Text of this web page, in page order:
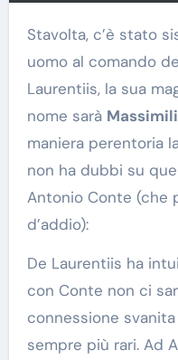
Stavolta, c’è stato sistematicamente un solo
uomo al comando
Laurentiis, la sua
nome sarà
maniera perentoria
non ha dubbi su
Antonio Conte (che
d’addio):
De Laurentiis ha
con Conte non ci
connessione
sempre più rari. Ad